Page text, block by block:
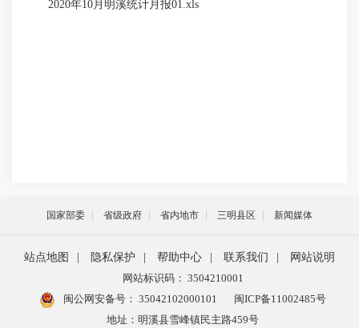
2020年10月明溪统计月报01.xls
国家部委 省级政府 省内地市 三明县区 新闻媒体
站点地图 隐私保护 帮助中心 联系我们
网站说明
网站标识码： 3504210001
闽公网安备号： 35042102000101
闽ICP备11002485号
地址：明溪县雪峰镇民主路459号